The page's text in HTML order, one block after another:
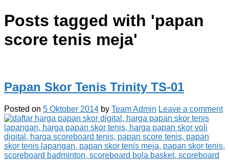
Posts tagged with 'papan
score tenis meja'
Papan Skor Tenis Trinity TS-01
Posted on 5 Oktober 2014 by Team Admin Leave a comment